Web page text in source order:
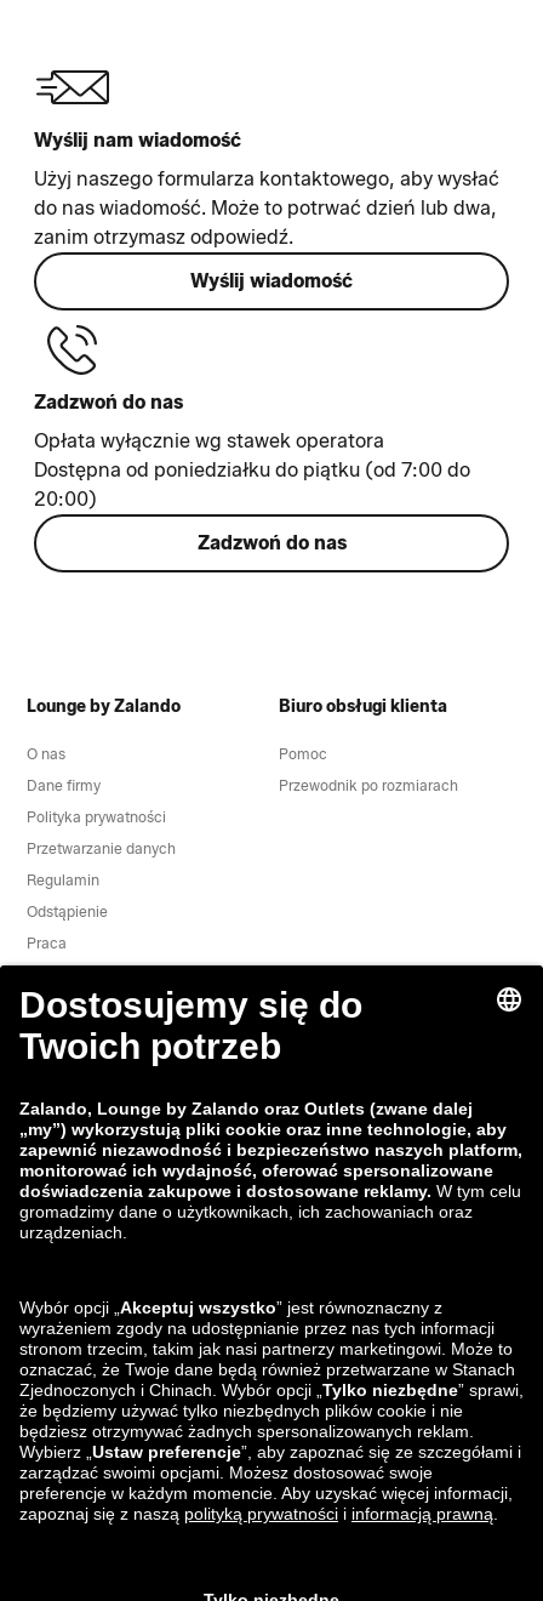
Wyślij nam wiadomość
Użyj naszego formularza kontaktowego, aby wysłać
do nas wiadomość. Może to potrwać dzień lub dwa,
zanim otrzymasz odpowiedź.
Wyślij wiadomość
Zadzwoń do nas
Opłata wyłącznie wg stawek operatora
Dostępna od poniedziałku do piątku (od 7:00 do
20:00)
Zadzwoń do nas
Lounge by Zalando
O nas
Dane firmy
Polityka prywatności
Przetwarzanie danych
Regulamin
Odstąpienie
Praca
Bezpieczeństwo Produktu
Biuro obsługi klienta
Pomoc
Przewodnik po rozmiarach
Grupa Zalando
Zalando
ABOUT YOU
Znajdziesz nas na
Wysyłka i nasi partnerzy
logistyczni
Aplikacja Lounge by Zalando